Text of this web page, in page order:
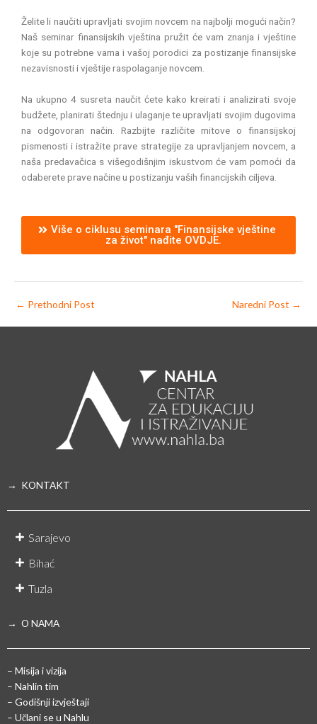
Želite li naučiti upravljati svojim novcem na najbolji mogući način?
Naš seminar finansijskih vještina pružit će vam znanja i vještine
koje su potrebne vama i vašoj porodici za postizanje finansijske
nezavisnosti i vještije raspolaganje novcem.
Na ukupno 4 susreta naučit ćete kako kreirati i analizirati svoje
budžete, planirati štednju i ulaganje te upravljati svojim dugovima
na odgovoran način. Razbijte različite mitove o finansijskoj
pismenosti i istražite prave strategije za upravljanjem novcem, a
naša predavačica s višegodišnjim iskustvom će vam pomoći da
odaberete prave načine u postizanju vaših financijskih ciljeva.
Više o ciklusu seminara "Finansijske vještine
za život" nađite OVDJE.
← Prethodni Post Naredni Post →
→ KONTAKT
Sarajevo
Bihać
Tuzla
→ O NAMA
– Misija i vizija
– Nahlin tim
– Godišnji izvještaji
– Učlani se u Nahlu